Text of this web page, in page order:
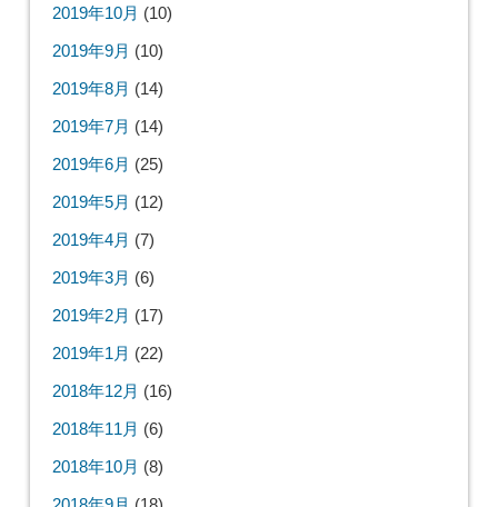
2019年10月 (10)
2019年9月 (10)
2019年8月 (14)
2019年7月 (14)
2019年6月 (25)
2019年5月 (12)
2019年4月 (7)
2019年3月 (6)
2019年2月 (17)
2019年1月 (22)
2018年12月 (16)
2018年11月 (6)
2018年10月 (8)